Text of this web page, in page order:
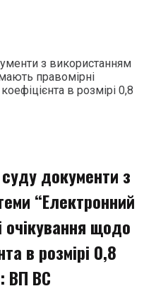
з використанням
правомірні
в розмірі 0,8
документи з
“Електронний
очікування щодо
в розмірі 0,8
ВП ВС